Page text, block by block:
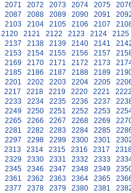
2071 2072 2073 2074 2075
2087 2088 2089 2090 2091
2103 2104 2105 2106 2107
2120 2121 2122 2123 2124
2125
2137 2138 2139 2140 2141
2153 2154 2155 2156 2157
2169 2170 2171 2172 2173
2185 2186 2187 2188 2189
2201 2202 2203 2204 2205
2217 2218 2219 2220 2221
2233 2234 2235 2236 2237
2249 2250 2251 2252 2253
2265 2266 2267 2268 2269
2281 2282 2283 2284 2285
2297 2298 2299 2300 2301
2313 2314 2315 2316 2317
2329 2330 2331 2332 2333
2345 2346 2347 2348 2349
2361 2362 2363 2364 2365
2377 2378 2379 2380 2381